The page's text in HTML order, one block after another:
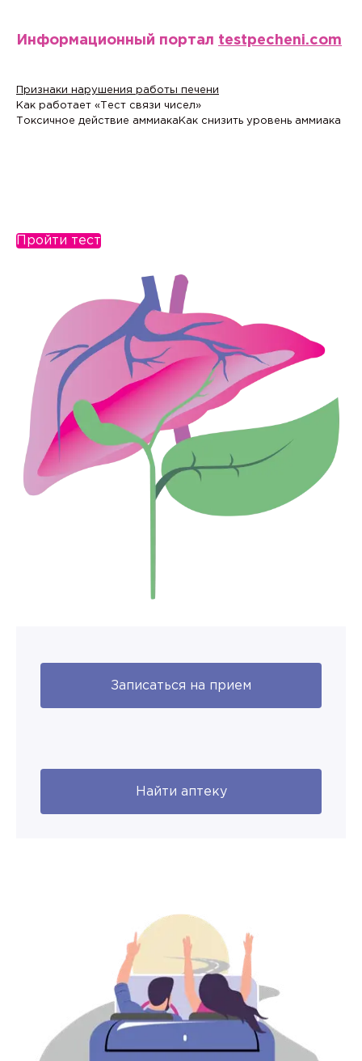
Информационный портал testpecheni.com
Признаки нарушения работы печени
Как работает «Тест связи чисел»
Токсичное действие аммиака Как снизить уровень аммиака
Пройти тест
Записаться на прием
Найти аптеку